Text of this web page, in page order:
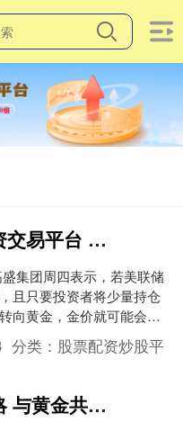
股票配资交易平台 高盛给黄金“最强背书”：极端情景下将飙升至接近5000美元！
集团周四表示，若美联储
且只要投资者将少量持仓
向黄金，金价就可能会上
5000美元。 包括萨曼莎·达
分类： 股票配资炒股平
财盈策略 与黄金共舞！德银重磅预测：2030年央行将大举增持比特币